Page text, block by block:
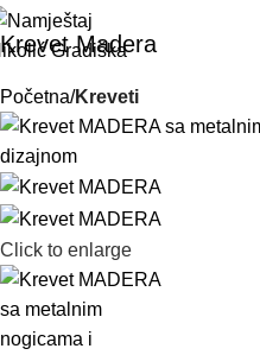
Krevet Madera
Početna Kreveti
Click to enlarge